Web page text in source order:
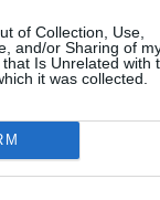
of Collection, Use,
and/or Sharing of
Is Unrelated with
it was collected.
ja
Eppu
herätti